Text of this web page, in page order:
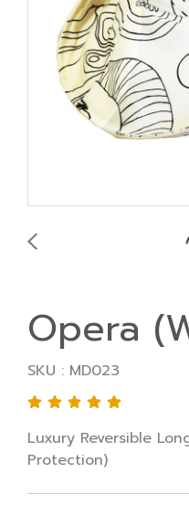
Opera
SKU : MD023
Luxury Reversible
Protection)